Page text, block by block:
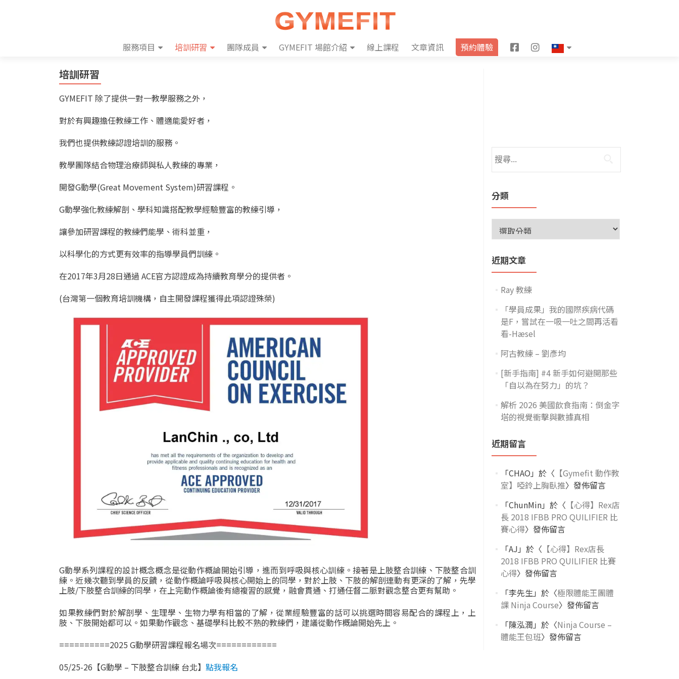
服務項目 培訓研習 團隊成員 GYMEFIT 場館介紹 線上課程 文章資訊 預約體驗
F
k
I
a
培訓研習
GYMEFIT 除了提供一對一教學服務之外，
對於有興趣擔任教練工作、體適能愛好者，
我們也提供教練認證培訓的服務。
教學團隊結合物理治療師與私人教練的專業，
開發G動學(Great Movement System)研習課程。
G動學強化教練解剖、學科知識搭配教學經驗豐富的教練引導，
讓參加研習課程的教練們能學、術科並重，
以科學化的方式更有效率的指導學員們訓練。
在2017年3月28日通過 ACE官方認證成為持續教育學分的提供者。
(台灣第一個教育培訓機構，自主開發課程獲得此項認證殊榮)
G動學系列課程的設計概念概念是從動作概論開始引導，進而到呼吸與核心訓練。接著是上肢整合訓練、下肢整合訓
練。近幾次聽到學員的反饋，從動作概論呼吸與核心開始上的同學，對於上肢、下肢的解剖連動有更深的了解，先學
上肢/下肢整合訓練的同學，在上完動作概論後有總複習的感覺，融會貫通、打通任督二脈對觀念整合更有幫助。
如果教練們對於解剖學、生理學、生物力學有相當的了解，從業經驗豐富的話可以挑選時間容易配合的課程上，上
肢、下肢開始都可以。如果動作觀念、基礎學科比較不熟的教練們，建議從動作概論開始先上。
==========2025 G動學研習課程報名場次============
05/25-26【G動學 – 下肢整合訓練 台北】 點我報名
分類
近期文章
Ray 教練
「學員成果」我的國際疾病代碼
是F，嘗試在一吸一吐之間再活看
看-Hæsel
阿古教練 – 劉彥均
[新手指南] #4 新手如何避開那些
「自以為在努力」的坑？
解析 2026 美國飲食指南：倒金字
塔的視覺衝擊與數據真相
近期留言
「CHAO 」於〈 【Gymefit 動作教
室】啞鈴上胸臥推〉發佈留言
「ChunMin」於〈 【心得】Rex店
長 2018 IFBB PRO QUILIFIER 比
賽心得〉發佈留言
「AJ 」於〈 【心得】Rex店長
2018 IFBB PRO QUILIFIER 比賽
心得〉發佈留言
「李先生」於〈極限體能王團體
課 Ninja Course〉發佈留言
「陳泓潤 」於〈Ninja Course –
體能王包班〉發佈留言